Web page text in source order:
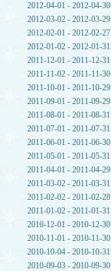
2012-04-01 - 2012-04-30
2012-03-02 - 2012-03-29
2012-02-01 - 2012-02-27
2012-01-02 - 2012-01-31
2011-12-01 - 2011-12-31
2011-11-02 - 2011-11-30
2011-10-01 - 2011-10-29
2011-09-01 - 2011-09-29
2011-08-01 - 2011-08-31
2011-07-01 - 2011-07-31
2011-06-01 - 2011-06-30
2011-05-01 - 2011-05-31
2011-04-01 - 2011-04-29
2011-03-02 - 2011-03-31
2011-02-02 - 2011-02-28
2011-01-02 - 2011-01-31
2010-12-01 - 2010-12-30
2010-11-01 - 2010-11-30
2010-10-04 - 2010-10-31
2010-09-03 - 2010-09-30